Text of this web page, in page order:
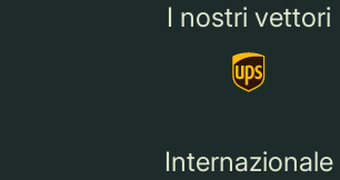
I nostri vettori
Internazionale